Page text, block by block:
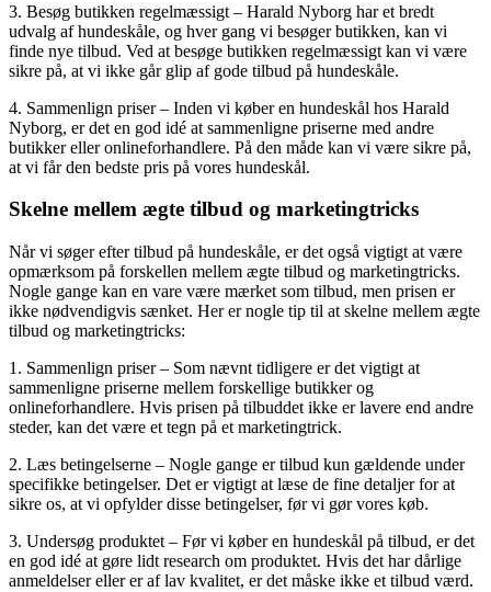
3. Besøg butikken regelmæssigt – Harald Nyborg har et bredt
udvalg af hundeskåle, og hver gang vi besøger butikken, kan vi
finde nye tilbud. Ved at besøge butikken regelmæssigt kan vi være
sikre på, at vi ikke går glip af gode tilbud på hundeskåle.
4. Sammenlign priser – Inden vi køber en hundeskål hos Harald
Nyborg, er det en god idé at sammenligne priserne med andre
butikker eller onlineforhandlere. På den måde kan vi være sikre på,
at vi får den bedste pris på vores hundeskål.
Skelne mellem ægte tilbud og marketingtricks
Når vi søger efter tilbud på hundeskåle, er det også vigtigt at være
opmærksom på forskellen mellem ægte tilbud og marketingtricks.
Nogle gange kan en vare være mærket som tilbud, men prisen er
ikke nødvendigvis sænket. Her er nogle tip til at skelne mellem ægte
tilbud og marketingtricks:
1. Sammenlign priser – Som nævnt tidligere er det vigtigt at
sammenligne priserne mellem forskellige butikker og
onlineforhandlere. Hvis prisen på tilbuddet ikke er lavere end andre
steder, kan det være et tegn på et marketingtrick.
2. Læs betingelserne – Nogle gange er tilbud kun gældende under
specifikke betingelser. Det er vigtigt at læse de fine detaljer for at
sikre os, at vi opfylder disse betingelser, før vi gør vores køb.
3. Undersøg produktet – Før vi køber en hundeskål på tilbud, er det
en god idé at gøre lidt research om produktet. Hvis det har dårlige
anmeldelser eller er af lav kvalitet, er det måske ikke et tilbud værd.